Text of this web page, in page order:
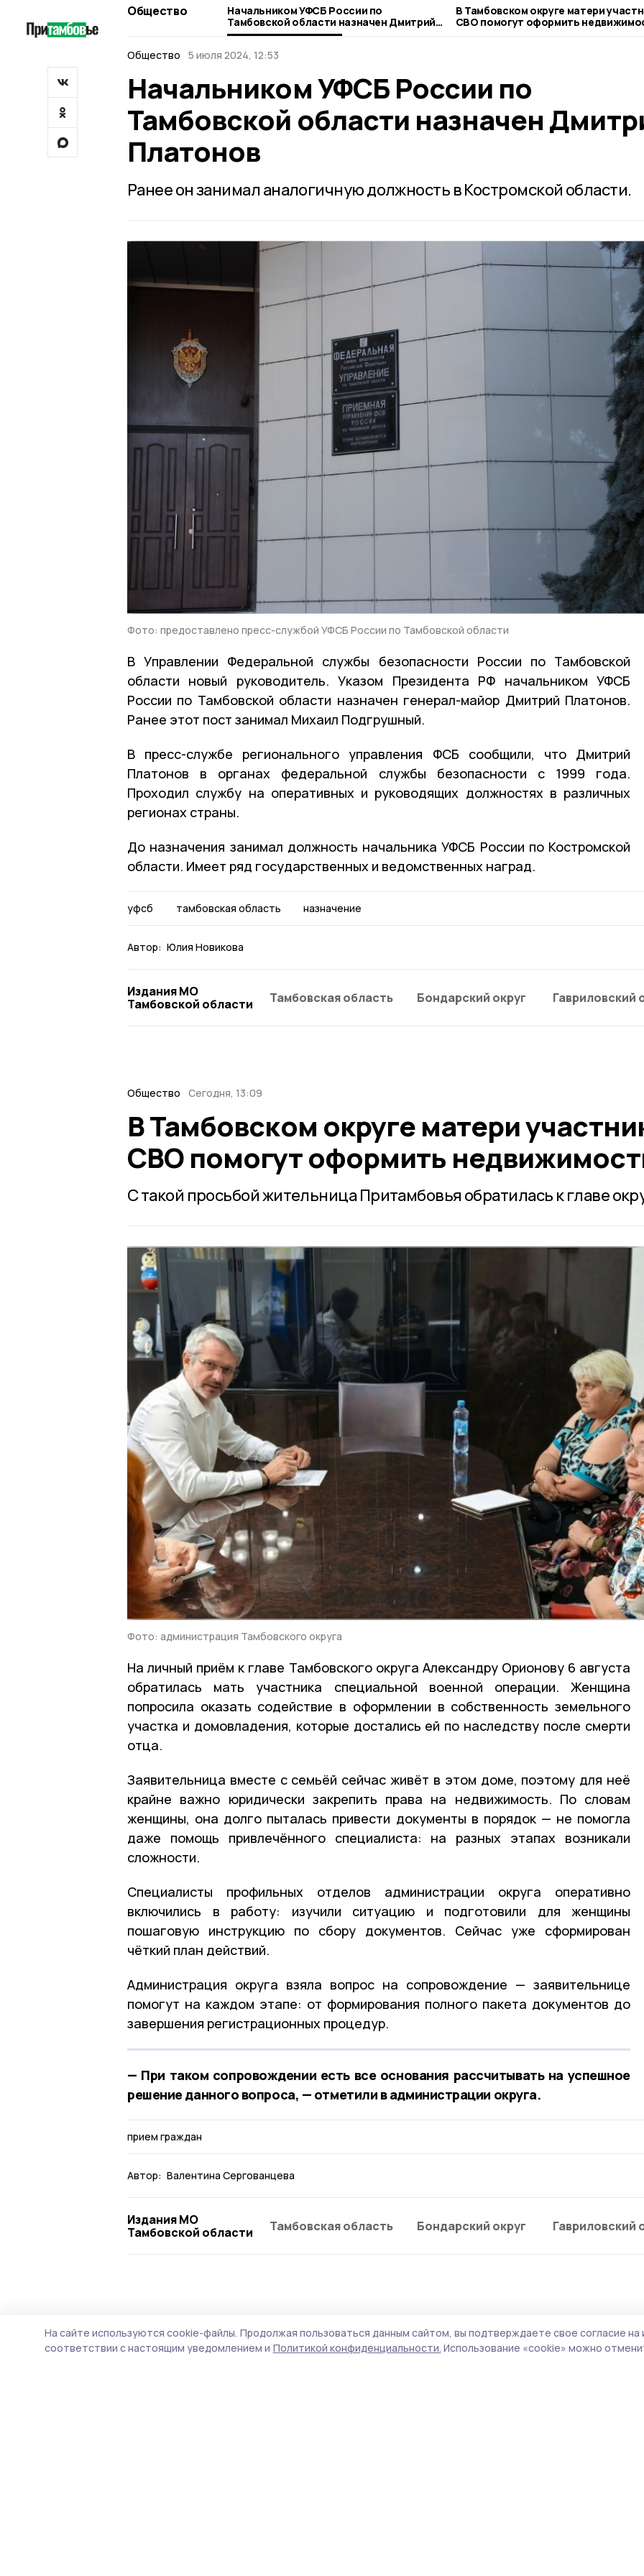
Общество
Начальником УФСБ России по
Тамбовской области назначен Дмитрий
Платонов
В Тамбовском округе матери
СВО помогут оформить
Общество
5 июля 2024, 12:53
Начальником УФСБ России по
Тамбовской области назначен
Платонов
Ранее он занимал аналогичную должность в Костромской области.
Фото: предоставлено пресс-службой УФСБ России по Тамбовской области
В Управлении Федеральной службы безопасности России по Тамбовской
области новый руководитель. Указом Президента РФ начальником УФСБ
России по Тамбовской области назначен генерал-майор Дмитрий Платонов.
Ранее этот пост занимал Михаил Подгрушный.
В пресс-службе регионального управления ФСБ сообщили, что Дмитрий
Платонов в органах федеральной службы безопасности с 1999 года.
Проходил службу на оперативных и руководящих должностях в различных
регионах страны.
До назначения занимал должность начальника УФСБ России по Костромской
области. Имеет ряд государственных и ведомственных наград.
уфсб тамбовская область назначение
Автор: Юлия Новикова
Издания МО
Тамбовской области
Тамбовская область Бондарский округ Гавриловский
Общество Сегодня, 13:09
В Тамбовском округе матери
СВО помогут оформить
С такой просьбой жительница Притамбовья обратилась к главе
Фото: администрация Тамбовского округа
На личный приём к главе Тамбовского округа Александру Орионову 6 августа
обратилась мать участника специальной военной операции. Женщина
попросила оказать содействие в оформлении в собственность земельного
участка и домовладения, которые достались ей по наследству после смерти
отца.
Заявительница вместе с семьёй сейчас живёт в этом доме, поэтому для неё
крайне важно юридически закрепить права на недвижимость. По словам
женщины, она долго пыталась привести документы в порядок — не помогла
даже помощь привлечённого специалиста: на разных этапах возникали
сложности.
Специалисты профильных отделов администрации округа оперативно
включились в работу: изучили ситуацию и подготовили для женщины
пошаговую инструкцию по сбору документов. Сейчас уже сформирован
чёткий план действий.
Администрация округа взяла вопрос на сопровождение — заявительнице
помогут на каждом этапе: от формирования полного пакета документов до
завершения регистрационных процедур.
— При таком сопровождении есть все основания рассчитывать на успешное
решение данного вопроса, — отметили в администрации округа.
прием граждан
Автор: Валентина Сергованцева
Издания МО
Тамбовской области
Тамбовская область Бондарский округ Гавриловский
Тамбовский округ вышел в
На сайте используются cookie-файлы. Продолжая пользоваться данным сайтом, вы подтверждаете свое согласие на
соответствии с настоящим уведомлением и Политикой конфиденциальности. Использование «cookie» можно